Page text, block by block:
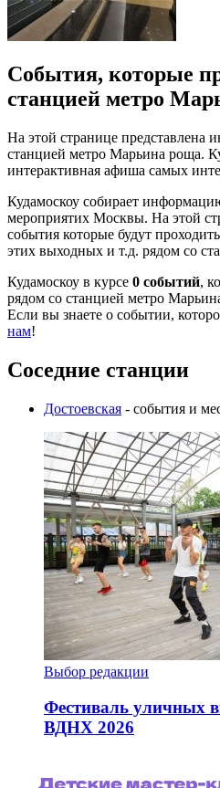
События, которые
станцией метро
На этой странице представлена
станцией метро Марьина роща.
интерактивная афиша самых
Кудамоскоу собирает
мероприятих Москвы. На этой
события которые будут
этих выходных и т.д. рядом со
Кудамоскоу в курсе 0 событий,
рядом со станцией метро
Если вы знаете о событии,
нам!
Соседние станции
Достоевская - события и
Выбор редакции
Фестиваль уличных
ВДНХ 2026